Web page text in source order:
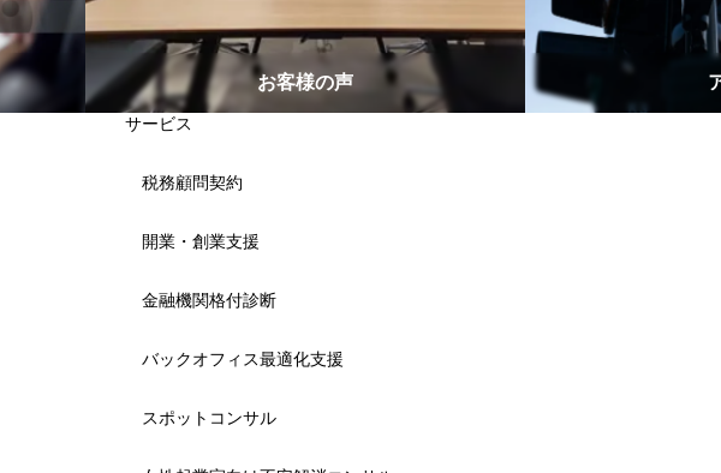
お客様の声
サービス
税務顧問契約
開業・創業支援
金融機関格付診断
バックオフィス最適化支援
スポットコンサル